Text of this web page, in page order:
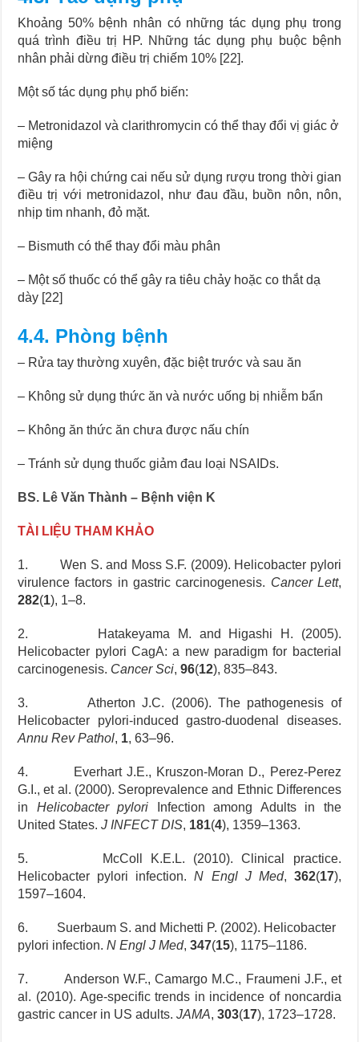
Khoảng 50% bệnh nhân có những tác dụng phụ trong
quá trình điều trị HP. Những tác dụng phụ buộc bệnh
nhân phải dừng điều trị chiếm 10% [22].
Một số tác dụng phụ phổ biến:
– Metronidazol và clarithromycin có thể thay đổi vị giác ở
miệng
– Gây ra hội chứng cai nếu sử dụng rượu trong thời gian
điều trị với metronidazol, như đau đầu, buồn nôn, nôn,
nhịp tim nhanh, đỏ mặt.
– Bismuth có thể thay đổi màu phân
– Một số thuốc có thể gây ra tiêu chảy hoặc co thắt dạ
dày [22]
4.4. Phòng bệnh
– Rửa tay thường xuyên, đặc biệt trước và sau ăn
– Không sử dụng thức ăn và nước uống bị nhiễm bẩn
– Không ăn thức ăn chưa được nấu chín
– Tránh sử dụng thuốc giảm đau loại NSAIDs.
BS. Lê Văn Thành – Bệnh viện K
TÀI LIỆU THAM KHẢO
1. Wen S. and Moss S.F. (2009). Helicobacter pylori
virulence factors in gastric carcinogenesis. Cancer Lett,
282(1), 1–8.
2. Hatakeyama M. and Higashi H. (2005).
Helicobacter pylori CagA: a new paradigm for bacterial
carcinogenesis. Cancer Sci,96(12), 835–843.
3. Atherton J.C. (2006). The pathogenesis of
Helicobacter pylori-induced gastro-duodenal diseases.
Annu Rev Pathol, 1, 63–96.
4. Everhart J.E., Kruszon‐Moran D., Perez‐Perez
G.I., et al. (2000). Seroprevalence and Ethnic Differences
in Helicobacter pylori Infection among Adults in the
United States.J INFECT DIS, 181(4), 1359–1363.
5. McColl K.E.L. (2010). Clinical practice.
Helicobacter pylori infection.N Engl J Med, 362(17),
1597–1604.
6. Suerbaum S. and Michetti P. (2002). Helicobacter
pylori infection.N Engl J Med,347(15), 1175–1186.
7. Anderson W.F., Camargo M.C., Fraumeni J.F., et
al. (2010). Age-specific trends in incidence of noncardia
gastric cancer in US adults.JAMA,303(17), 1723–1728.